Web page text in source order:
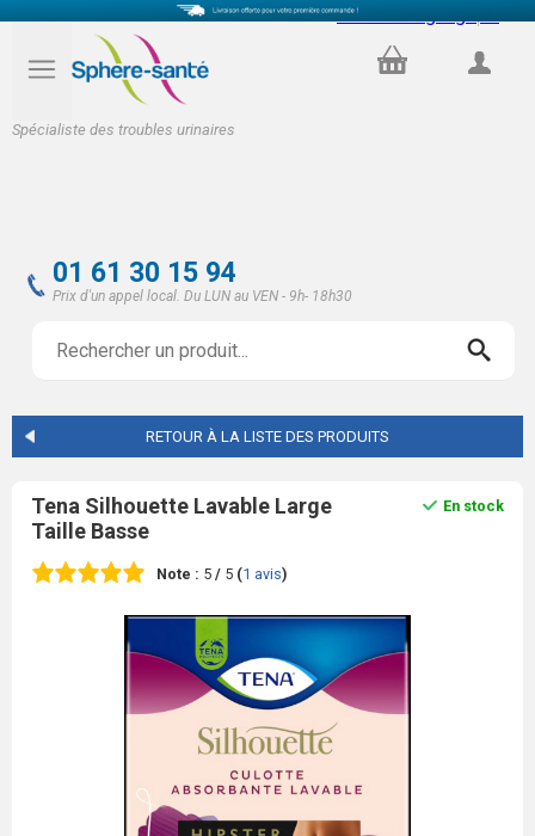
Spécialiste des troubles urinaires
Select Language
PANIER
01 61 30 15 94
Prix d'un appel local. Du LUN au VEN - 9h- 18h30
RETOUR À LA LISTE DES PRODUITS
En stock
Tena Silhouette Lavable Large
Taille Basse
Note : 5 / 5 (1 avis)